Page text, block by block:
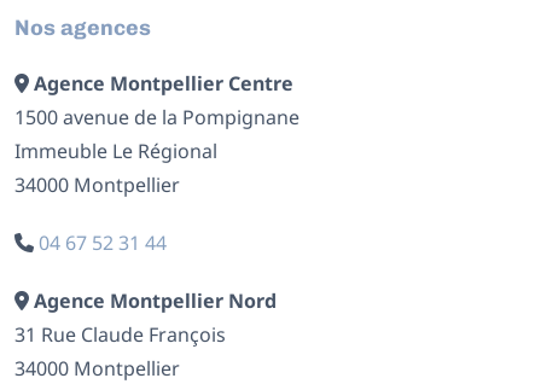
Nos agences
Agence Montpellier Centre
1500 avenue de la Pompignane
Immeuble Le Régional
34000 Montpellier
04 67 52 31 44
Agence Montpellier Nord
31 Rue Claude François
34000 Montpellier